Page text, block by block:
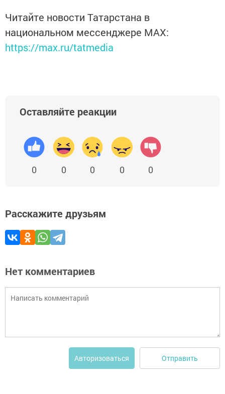
Читайте новости Татарстана в
национальном мессенджере MАХ:
https://max.ru/tatmedia
Оставляйте реакции
0 0 0 0 0
Расскажите друзьям
Нет комментариев
Авторизоваться Отправить